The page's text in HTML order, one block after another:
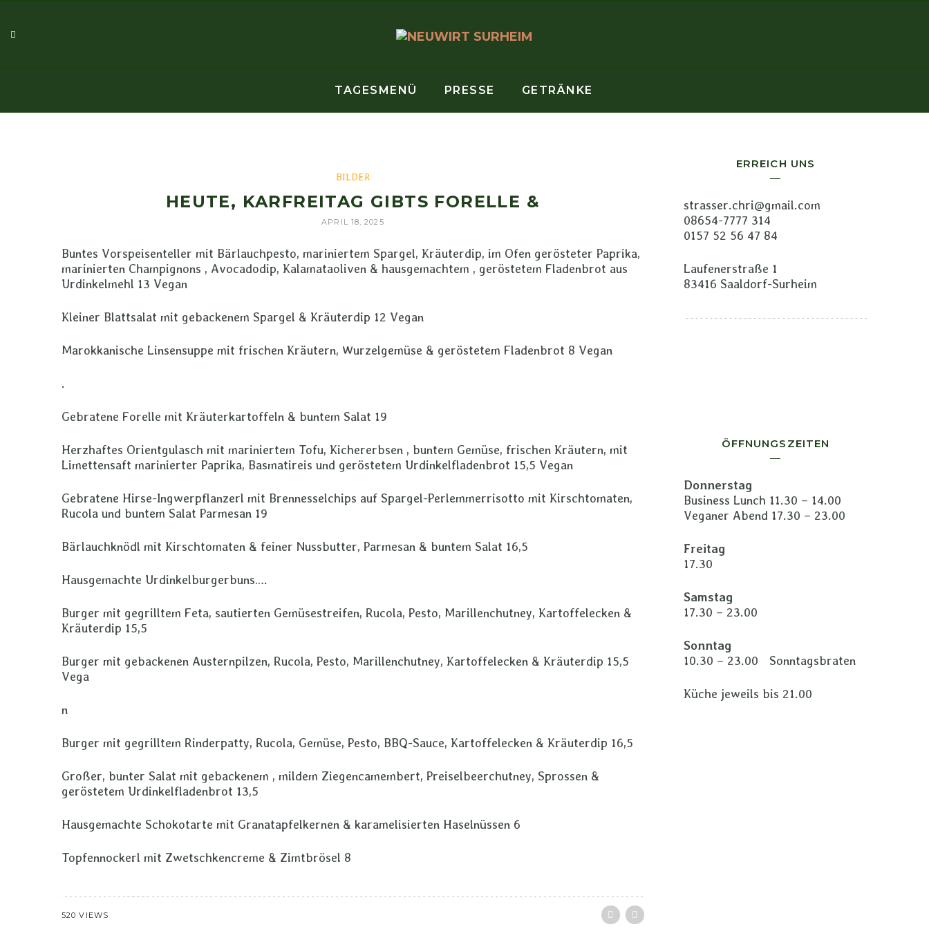
TAGESMENÜ PRESSE GETRÄNKE
BILDER
HEUTE, KARFREITAG GIBTS FORELLE &
APRIL 18, 2025
Buntes Vorspeisenteller mit Bärlauchpesto, mariniertem Spargel, Kräuterdip, im Ofen gerösteter Paprika,
marinierten Champignons , Avocadodip, Kalamataoliven & hausgemachtem , geröstetem Fladenbrot aus
Urdinkelmehl 13 Vegan
Kleiner Blattsalat mit gebackenem Spargel & Kräuterdip 12 Vegan
Marokkanische Linsensuppe mit frischen Kräutern, Wurzelgemüse & geröstetem Fladenbrot 8 Vegan
.
Gebratene Forelle mit Kräuterkartoffeln & buntem Salat 19
Herzhaftes Orientgulasch mit mariniertem Tofu, Kichererbsen , buntem Gemüse, frischen Kräutern, mit
Limettensaft marinierter Paprika, Basmatireis und geröstetem Urdinkelfladenbrot 15,5 Vegan
Gebratene Hirse-Ingwerpflanzerl mit Brennesselchips auf Spargel-Perlemmerrisotto mit Kirschtomaten,
Rucola und buntem Salat Parmesan 19
Bärlauchknödl mit Kirschtomaten & feiner Nussbutter, Parmesan & buntem Salat 16,5
Hausgemachte Urdinkelburgerbuns….
Burger mit gegrilltem Feta, sautierten Gemüsestreifen, Rucola, Pesto, Marillenchutney, Kartoffelecken &
Kräuterdip 15,5
Burger mit gebackenen Austernpilzen, Rucola, Pesto, Marillenchutney, Kartoffelecken & Kräuterdip 15,5
Vega
n
Burger mit gegrilltem Rinderpatty, Rucola, Gemüse, Pesto, BBQ-Sauce, Kartoffelecken & Kräuterdip 16,5
Großer, bunter Salat mit gebackenem , mildem Ziegencamembert, Preiselbeerchutney, Sprossen &
geröstetem Urdinkelfladenbrot 13,5
Hausgemachte Schokotarte mit Granatapfelkernen & karamelisierten Haselnüssen 6
Topfennockerl mit Zwetschkencreme & Zimtbrösel 8
520 VIEWS
ERREICH UNS
strasser.chri@gmail.com
08654-7777 314
0157 52 56 47 84
Laufenerstraße 1
83416 Saaldorf-Surheim
ÖFFNUNGSZEITEN
Donnerstag
Business Lunch 11.30 – 14.00
Veganer Abend 17.30 – 23.00
Freitag
17.30
Samstag
17.30 – 23.00
Sonntag
10.30 – 23.00 Sonntagsbraten
Küche jeweils bis 21.00